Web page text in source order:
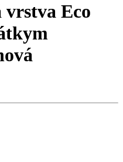
vrstva Eco